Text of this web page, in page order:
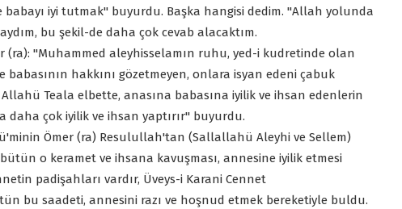
babayı iyi tutmak" buyurdu. Başka hangisi dedim. "Allah yolunda
bu şekil-de daha çok cevab alacaktım.
(ra): "Muhammed aleyhisselamın ruhu, yed-i kudretinde olan
hakkını gözetmeyen, onlara isyan edeni çabuk
Teala elbette, anasına babasına iyilik ve ihsan edenlerin
daha çok iyilik ve ihsan yaptırır" buyurdu.
Ömer (ra) Resulullah'tan (Sallallahü Aleyhi ve Sellem)
o keramet ve ihsana kavuşması, annesine iyilik etmesi
padişahları vardır, Üveys-i Karani Cennet
bu saadeti, annesini razı ve hoşnud etmek bereketiyle buldu.